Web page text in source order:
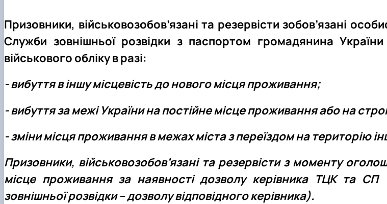
Призовники, військовозобов’язані та резервісти зобов’язані
Служби зовнішньої розвідки з паспортом громадянина
військового обліку в разі:
- вибуття в іншу місцевість до нового місця проживання;
- вибуття за межі України на постійне місце проживання або на
- зміни місця проживання в межах міста з переїздом на територію
Призовники, військовозобов’язані та резервісти з моменту
місце проживання за наявності дозволу керівника ТЦК та СП
зовнішньої розвідки – дозволу відповідного керівника).